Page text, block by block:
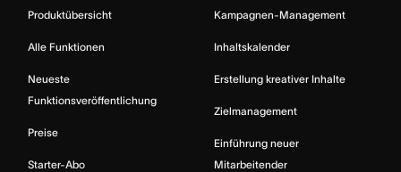
Produktübersicht
Alle Funktionen
Neueste
Funktionsveröffentlichung
Preise
Starter-Abo
Kampagnen-Management
Inhaltskalender
Erstellung kreativer Inhalte
Zielmanagement
Einführung neuer
Mitarbeitender